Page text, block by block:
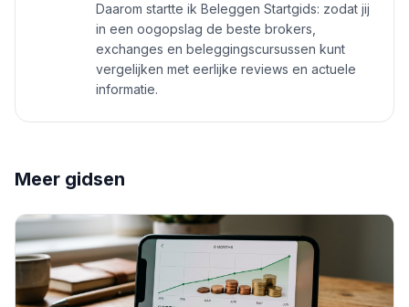
Daarom startte ik Beleggen Startgids: zodat jij
in een oogopslag de beste brokers,
exchanges en beleggingscursussen kunt
vergelijken met eerlijke reviews en actuele
informatie.
Meer gidsen